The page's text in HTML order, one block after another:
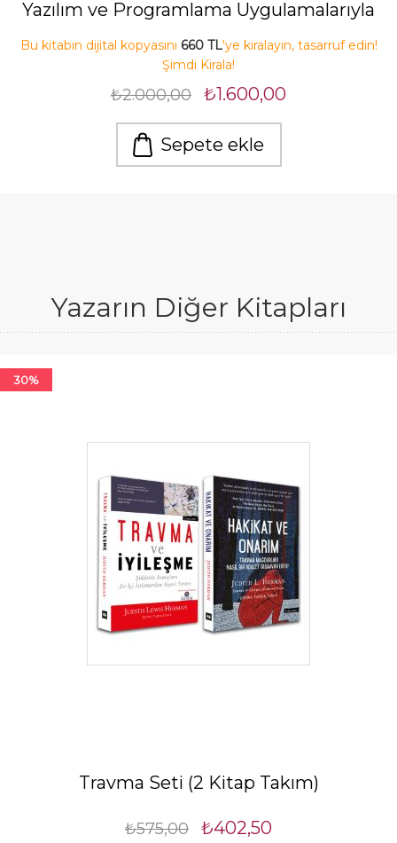
Yazılım ve Programlama Uygulamalarıyla
Bu kitabın dijital kopyasını 660 TL'ye kiralayın, tasarruf edin!
Şimdi Kirala!
₺2.000,00 ₺1.600,00
Sepete ekle
Yazarın Diğer Kitapları
30%
Travma Seti (2 Kitap Takım)
₺575,00 ₺402,50